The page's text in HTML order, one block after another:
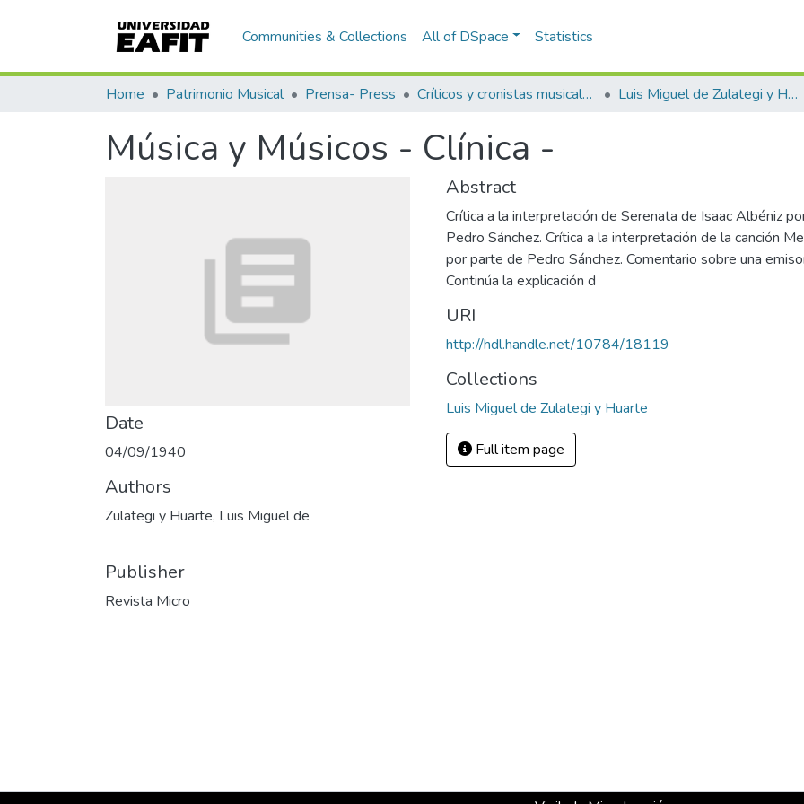
Communities & Collections All of DSpace Statistics
Home Patrimonio Musical Prensa- Press Críticos y cronistas musicales Luis Miguel de Zulategi y Huarte
Música y Músicos - Clínica -
Date
04/09/1940
Authors
Zulategi y Huarte, Luis Miguel de
Publisher
Revista Micro
Abstract
Crítica a la interpretación de Serenata de Isaac Albéniz
Pedro Sánchez. Crítica a la interpretación de la canción
por parte de Pedro Sánchez. Comentario sobre una
Continúa la explicación d
URI
http://hdl.handle.net/10784/18119
Collections
Luis Miguel de Zulategi y Huarte
Full item page